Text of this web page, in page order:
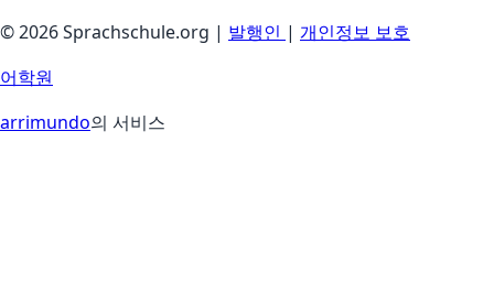
© 2026 Sprachschule.org | 발행인 | 개인정보 보호
어학원
arrimundo의 서비스